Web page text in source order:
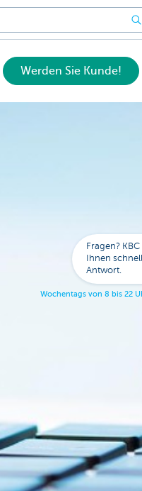
Werden Sie Kunde!
Fragen?
Ihnen
Antwort.
Wochentags von 8 bis 22 U